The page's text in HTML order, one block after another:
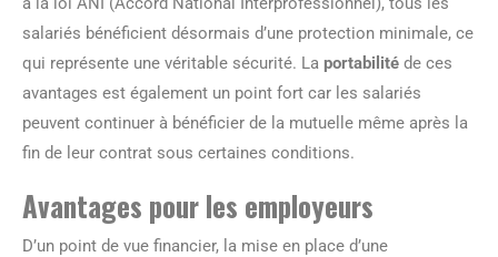
salariés bénéficient désormais d’une protection minimale, ce
qui représente une véritable sécurité. La portabilité de ces
avantages est également un point fort car les salariés
peuvent continuer à bénéficier de la mutuelle même après la
fin de leur contrat sous certaines conditions.
Avantages pour les employeurs
D’un point de vue financier, la mise en place d’une